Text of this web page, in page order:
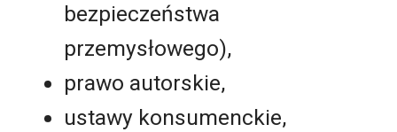
bezpieczeństwa
przemysłowego),
prawo autorskie,
ustawy konsumenckie,